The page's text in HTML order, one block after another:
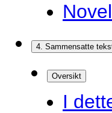
4. Sammensatte
Oversikt
I